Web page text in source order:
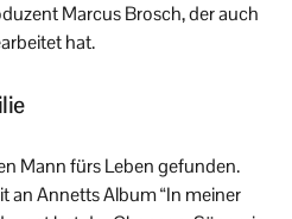
Marcus Brosch, der auch
hat.
Mann fürs Leben gefunden.
an Annetts Album “In meiner